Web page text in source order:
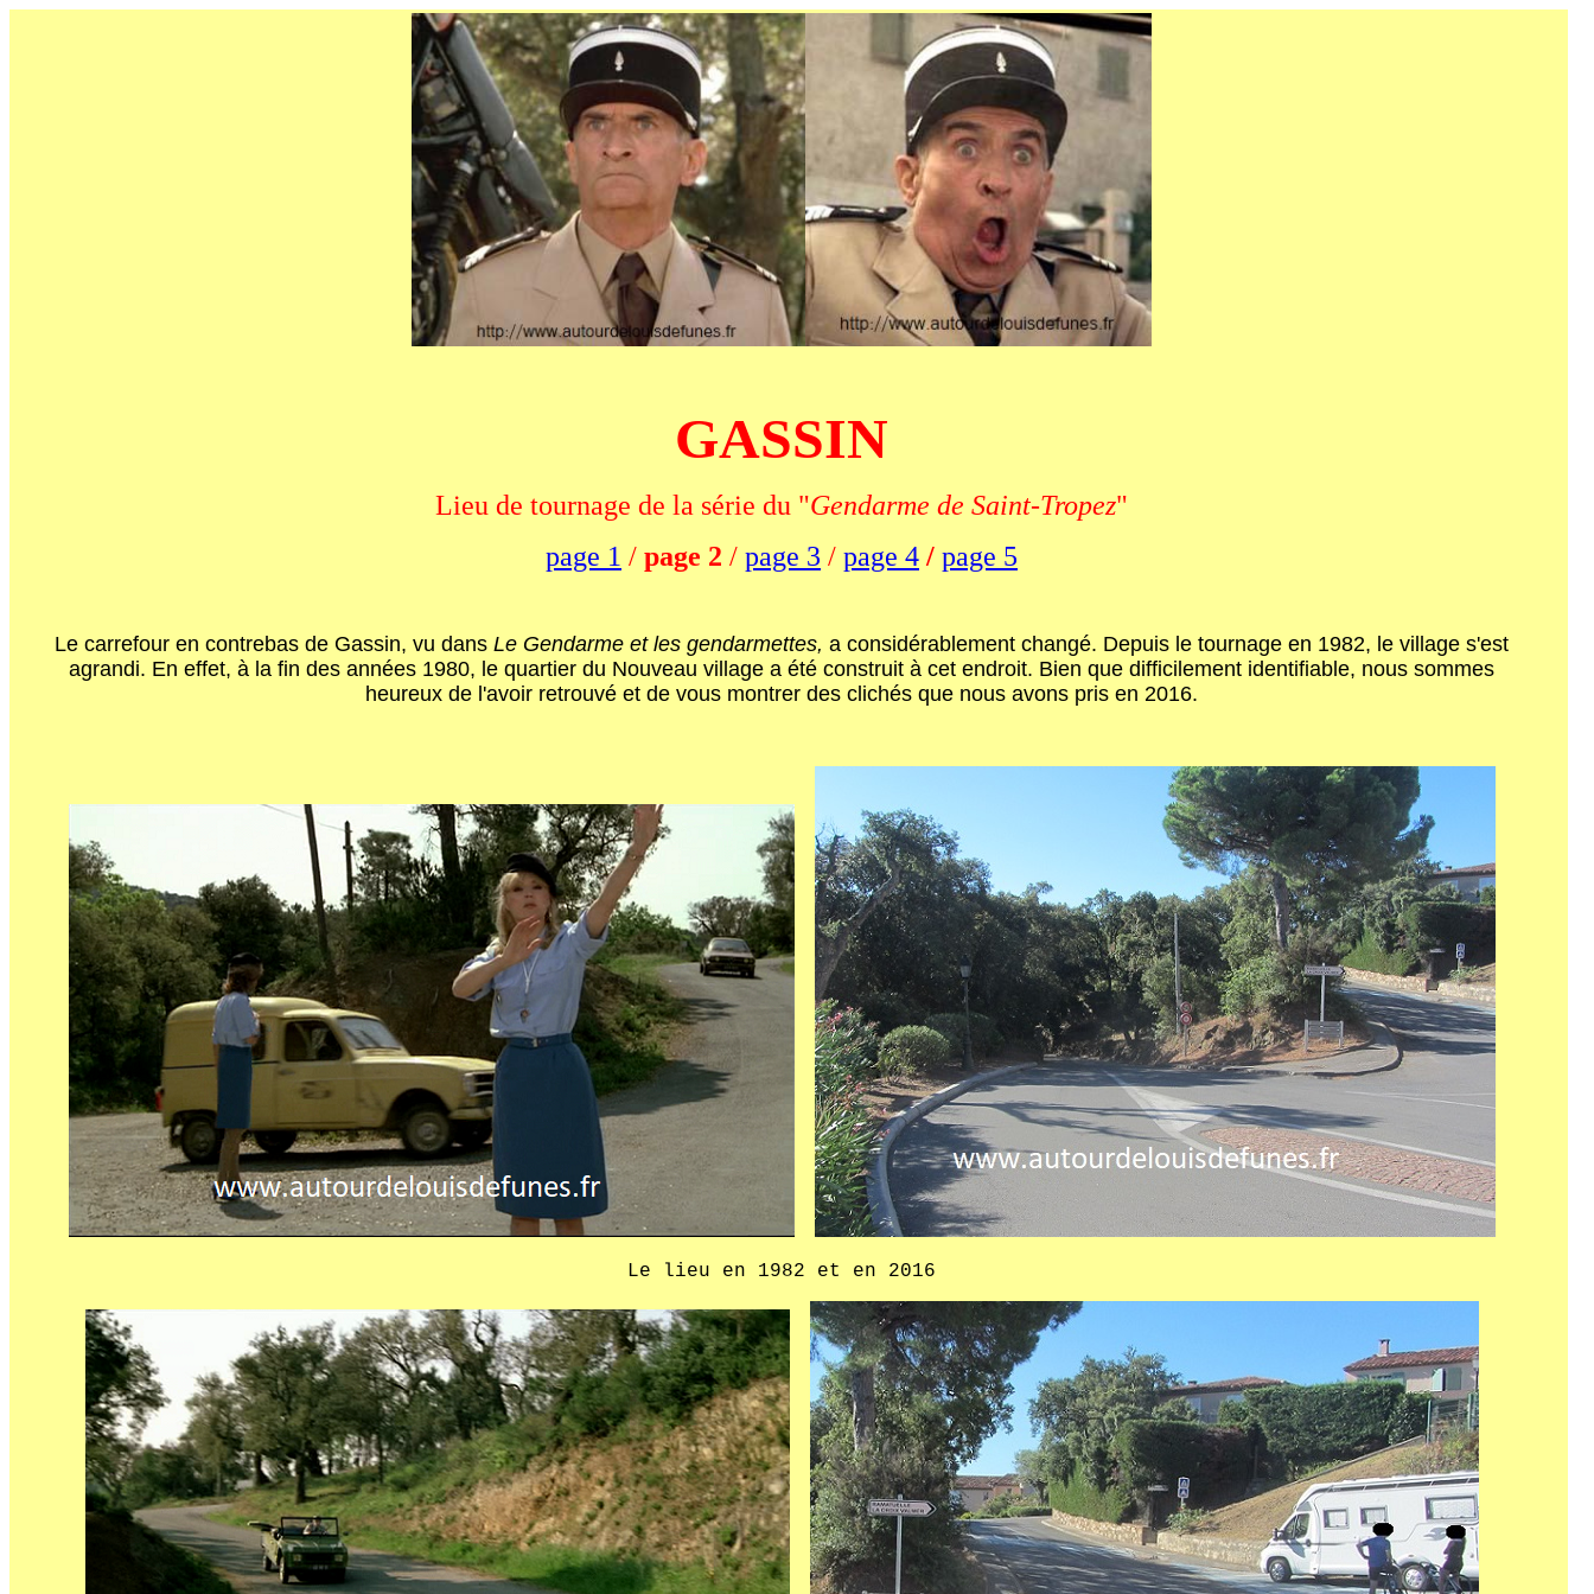
GASSIN
Lieu de tournage de la série du "Gendarme de Saint-Tropez"
page 1 / page 2 / page 3 / page 4 / page 5
Le carrefour en contrebas de Gassin, vu dans Le Gendarme et les gendarmettes, a considérablement changé. Depuis le tournage en 1982, le village s'est
agrandi. En effet, à la fin des années 1980, le quartier du Nouveau village a été construit à cet endroit. Bien que difficilement identifiable, nous sommes
heureux de l'avoir retrouvé et de vous montrer des clichés que nous avons pris en 2016.
AI
Le lieu en 1982 et en 2016